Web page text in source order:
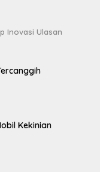
Inovasi Ulasan
Kekinian